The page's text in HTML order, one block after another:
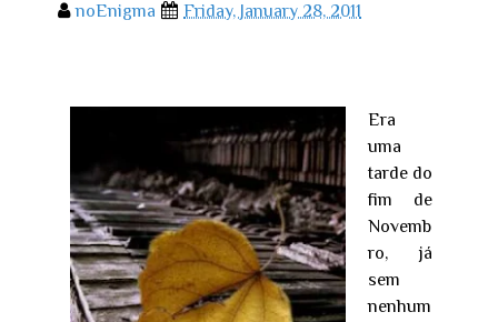
noEnigma Friday, January 28, 2011
Era
uma
tarde do
fim de
Novemb
ro, já
sem
nenhum